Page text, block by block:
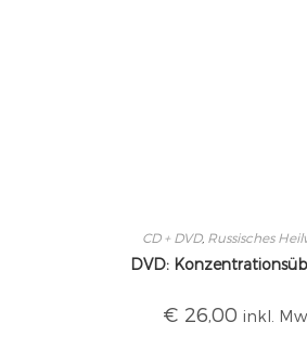
CD + DVD, Russisches
DVD:
€ 26,00 inkl.